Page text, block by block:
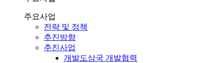
주요사업
전략 및 정책
추진방향
추진사업
개발도상국 개발협력